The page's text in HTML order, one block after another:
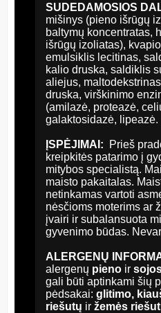
SUDEDAMOSIOS
mišinys (pieno išrūgų
baltymų koncentratas,
išrūgų izoliatas),
emulsiklis lecitinas,
kalio druska, saldiklis
aliejus,
druska, virškinimo
(amilazė, proteazė,
galaktosidazė, lipeazė.
ĮSPĖJIMAI:
Prieš
kreipkitės patarimo į
mitybos specialistą.
maisto pakaitalas.
netinkamas vartoti
nėsčioms moterims ar
įvairi ir subalansuota
gyvenimo būdas.
ALERGEN Ų
alergenų pieno ir
gali būti aptinkami šių
pėdsakai: glitimo,
riešutų ir žemės